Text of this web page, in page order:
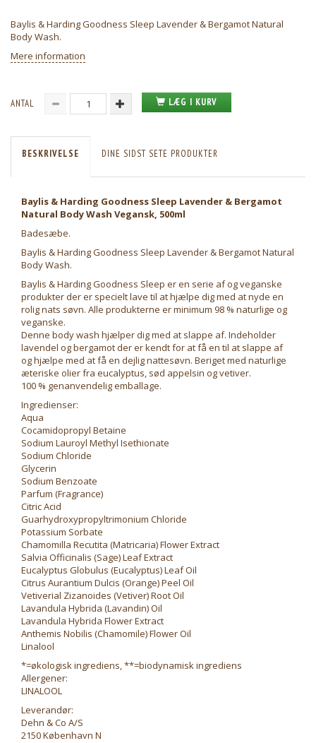
Baylis & Harding Goodness Sleep Lavender & Bergamot Natural
Body Wash.
Mere information
ANTAL LÆG I KURV
BESKRIVELSE DINE SIDST SETE PRODUKTER
Baylis & Harding Goodness Sleep Lavender & Bergamot
Natural Body Wash Vegansk, 500ml
Badesæbe.
Baylis & Harding Goodness Sleep Lavender & Bergamot Natural
Body Wash.
Baylis & Harding Goodness Sleep er en serie af og veganske
produkter der er specielt lave til at hjælpe dig med at nyde en
rolig nats søvn. Alle produkterne er minimum 98 % naturlige og
veganske.
Denne body wash hjælper dig med at slappe af. Indeholder
lavendel og bergamot der er kendt for at få en til at slappe af
og hjælpe med at få en dejlig nattesøvn. Beriget med naturlige
æteriske olier fra eucalyptus, sød appelsin og vetiver.
100 % genanvendelig emballage.
Ingredienser:
Aqua
Cocamidopropyl Betaine
Sodium Lauroyl Methyl Isethionate
Sodium Chloride
Glycerin
Sodium Benzoate
Parfum (Fragrance)
Citric Acid
Guarhydroxypropyltrimonium Chloride
Potassium Sorbate
Chamomilla Recutita (Matricaria) Flower Extract
Salvia Officinalis (Sage) Leaf Extract
Eucalyptus Globulus (Eucalyptus) Leaf Oil
Citrus Aurantium Dulcis (Orange) Peel Oil
Vetiverial Zizanoides (Vetiver) Root Oil
Lavandula Hybrida (Lavandin) Oil
Lavandula Hybrida Flower Extract
Anthemis Nobilis (Chamomile) Flower Oil
Linalool
*=økologisk ingrediens, **=biodynamisk ingrediens
Allergener:
LINALOOL
Leverandør:
Dehn & Co A/S
2150 København N